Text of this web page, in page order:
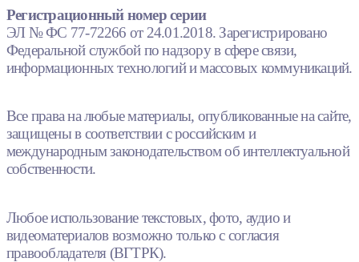
Регистрационный номер серии
ЭЛ № ФС 77-72266 от 24.01.2018. Зарегистрировано
Федеральной службой по надзору в сфере связи,
информационных технологий и массовых коммуникаций.
Все права на любые материалы, опубликованные на сайте,
защищены в соответствии с российским и
международным законодательством об интеллектуальной
собственности.
Любое использование текстовых, фото, аудио и
видеоматериалов возможно только с согласия
правообладателя (ВГТРК).